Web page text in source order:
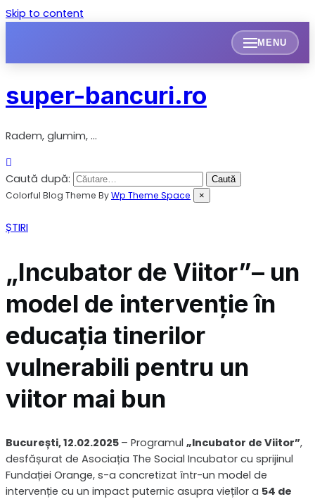
Skip to content
MENU
super-bancuri.ro
Radem, glumim, …
Caută după:
Colorful Blog Theme ByWp Theme Space ×
ȘTIRI
„Incubator de Viitor”– un
model de intervenție în
educația tinerilor
vulnerabili pentru un
viitor mai bun
București, 12.02.2025 – Programul „Incubator de Viitor”,
desfășurat de Asociația The Social Incubator cu sprijinul
Fundației Orange, s-a concretizat într-un model de
intervenție cu un impact puternic asupra vieților a 54 de